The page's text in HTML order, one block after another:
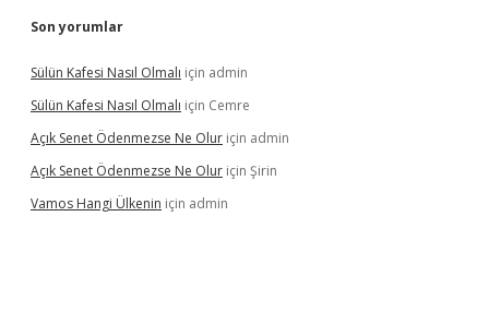
Son yorumlar
Sülün Kafesi Nasıl Olmalı için admin
Sülün Kafesi Nasıl Olmalı için Cemre
Açık Senet Ödenmezse Ne Olur için admin
Açık Senet Ödenmezse Ne Olur için Şirin
Vamos Hangi Ülkenin için admin